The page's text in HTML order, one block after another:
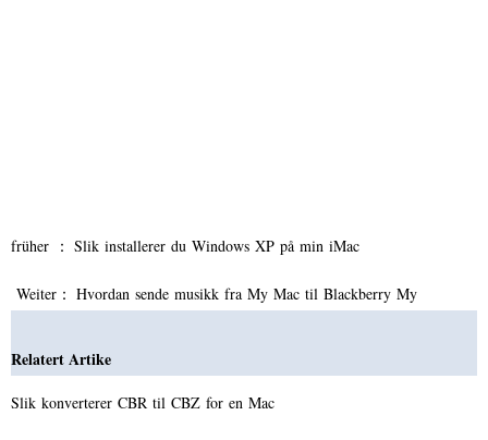
früher ： Slik installerer du Windows XP på min iMac
Weiter： Hvordan sende musikk fra My Mac til Blackberry My
Relatert Artike
Slik konverterer CBR til CBZ for en Mac